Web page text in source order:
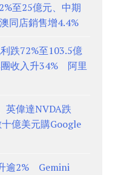
至25億元、中期
同店銷售增4.4%
跌72%至103.5億
收入升34% 阿里
英偉達NVDA跌
億美元購Google
逾2% Gemini